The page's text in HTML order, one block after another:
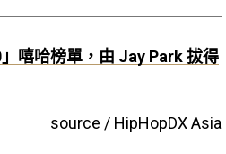
嘻哈榜單，由 Jay Park 拔得
source / HipHopDX Asia